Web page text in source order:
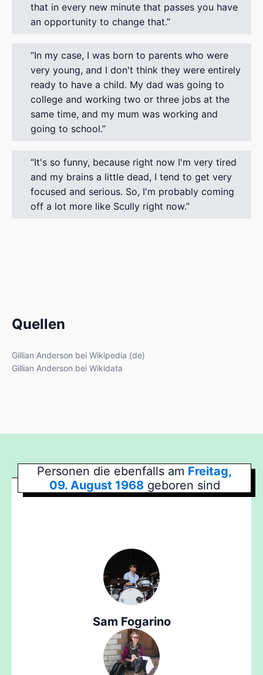
that in every new minute that passes you have
an opportunity to change that.
In my case, I was born to parents who were
very young, and I don't think they were entirely
ready to have a child. My dad was going to
college and working two or three jobs at the
same time, and my mum was working and
going to school.
It's so funny, because right now I'm very tired
and my brains a little dead, I tend to get very
focused and serious. So, I'm probably coming
off a lot more like Scully right now.
Quellen
Gillian Anderson bei Wikipedia (de)
Gillian Anderson bei Wikidata
Personen die ebenfalls am Freitag,
09. August 1968geboren sind
Sam Fogarino